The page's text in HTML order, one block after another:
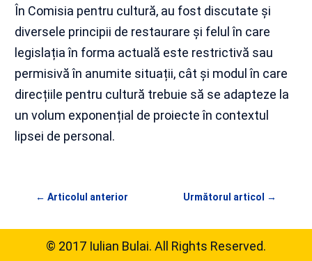
În Comisia pentru cultură, au fost discutate și
diversele principii de restaurare și felul în care
legislația în forma actuală este restrictivă sau
permisivă în anumite situații, cât și modul în care
direcțiile pentru cultură trebuie să se adapteze la
un volum exponențial de proiecte în contextul
lipsei de personal.
← Articolul anterior Următorul articol →
© 2017 Iulian Bulai. All Rights Reserved.